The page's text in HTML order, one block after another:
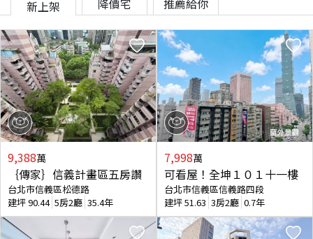
新上架 降價宅 推薦給你
9,388萬
｛傳家｝信義計畫區五房讚
台北市信義區松德路
建坪90.44 5房2廳 35.4年
7,998萬
可看屋！全坤１０１十一樓
台北市信義區信義路四段
建坪51.63 3房2廳 0.7年